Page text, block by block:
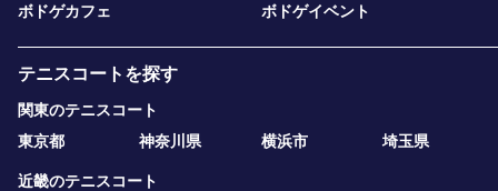
ボドゲカフェ ボドゲイベント
テニスコートを探す
関東のテニスコート
東京都
神奈川県 横浜市 埼玉県
近畿のテニスコート